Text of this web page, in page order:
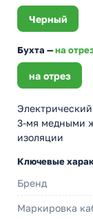
Черный
Бухта —на
на отрез
3-мя медными
изоляции
Ключевые
Бренд
Маркировка